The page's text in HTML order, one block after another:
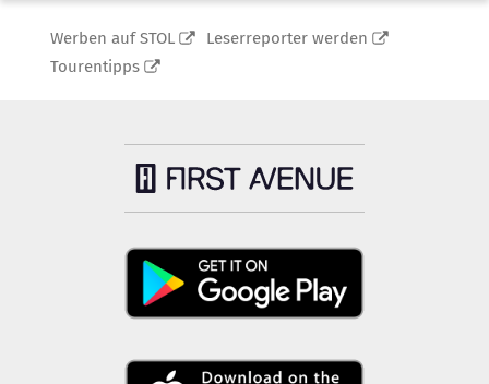
Werben auf STOL
Leserreporter werden
Tourentipps